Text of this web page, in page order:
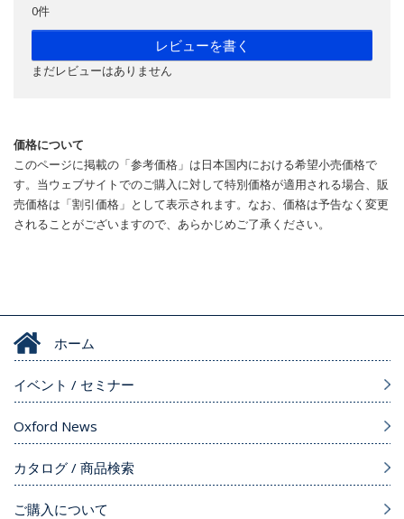
0件
レビューを書く
まだレビューはありません
価格について
このページに掲載の「参考価格」は日本国内における希望小売価格で
す。当ウェブサイトでのご購入に対して特別価格が適用される場合、販
売価格は「割引価格」として表示されます。なお、価格は予告なく変更
されることがございますので、あらかじめご了承ください。
ホーム
イベント / セミナー
Oxford News
カタログ / 商品検索
ご購入について